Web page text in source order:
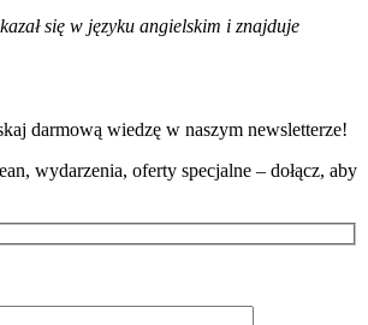
się w języku angielskim i znajduje
darmową wiedzę w naszym newsletterze!
wydarzenia, oferty specjalne – dołącz, aby